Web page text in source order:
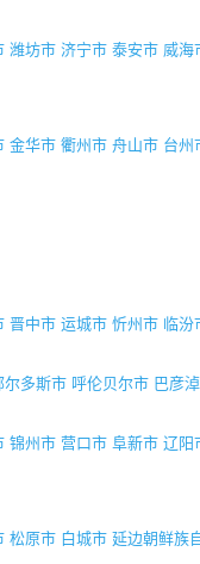
潍坊市 济宁市 泰安市 威海
金华市 衢州市 舟山市 台州
晋中市 运城市 忻州市 临汾
尔多斯市 呼伦贝尔市 巴彦
锦州市 营口市 阜新市 辽阳
松原市 白城市 延边朝鲜族